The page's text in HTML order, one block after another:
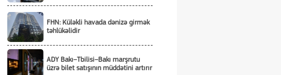
FHN: Küləkli havada dənizə girmək
təhlükəlidir
ADY Bakı–Tbilisi–Bakı marşrutu
üzrə bilet satışının müddətini artırır